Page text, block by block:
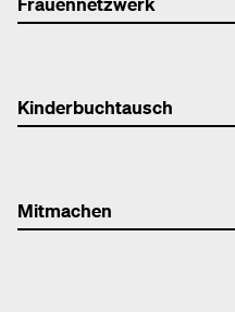
Kinderbuchtausch
Mitmachen